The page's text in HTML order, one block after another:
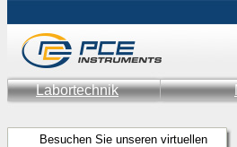
Labortechnik
Besuchen Sie unseren virtuellen